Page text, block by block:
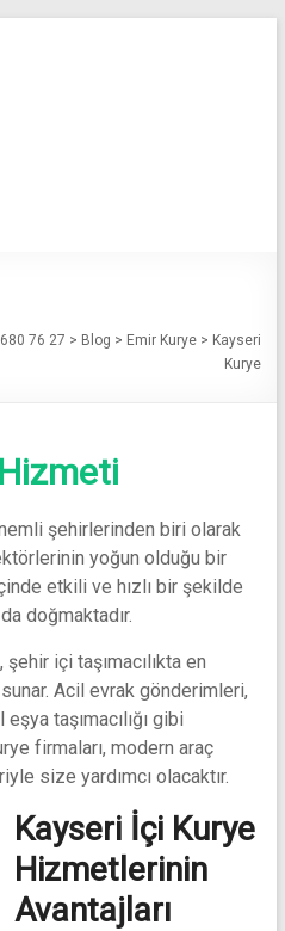
76 27 > Blog > Emir Kurye > Kayseri
Kurye
şehirlerinden biri olarak
yoğun olduğu bir
etkili ve hızlı bir şekilde
doğmaktadır.
içi taşımacılıkta en
Acil evrak gönderimleri,
taşımacılığı gibi
firmaları, modern araç
size yardımcı olacaktır.
Kayseri İçi Kurye
Hizmetlerinin
Avantajları